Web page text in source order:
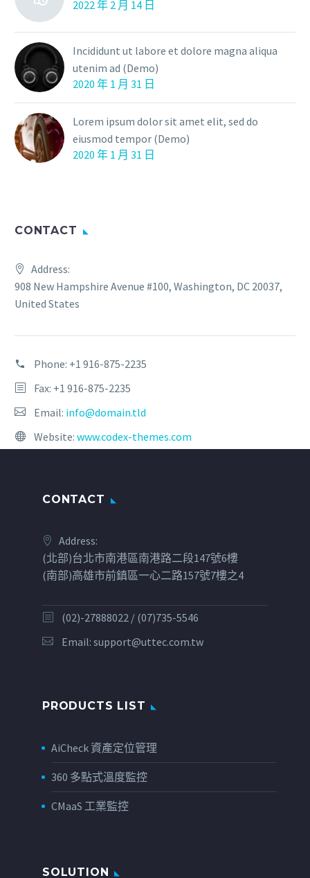
2022 年 2 月 14 日
Incididunt ut labore et dolore magna aliqua
utenim ad (Demo)
2020 年 1 月 31 日
Lorem ipsum dolor sit amet elit, sed do
eiusmod tempor (Demo)
2020 年 1 月 31 日
CONTACT
Address:
908 New Hampshire Avenue #100, Washington, DC 20037,
United States
Phone: +1 916-875-2235
Fax: +1 916-875-2235
Email: info@domain.tld
Website: www.codex-themes.com
CONTACT
Address:
(北部)台北市南港區南港路二段147號6樓
(南部)高雄市前鎮區一心二路157號7樓之4
(02)-27888022 / (07)735-5546
Email: support@uttec.com.tw
PRODUCTS LIST
AiCheck 資產定位管理
360 多點式溫度監控
CMaaS 工業監控
SOLUTION